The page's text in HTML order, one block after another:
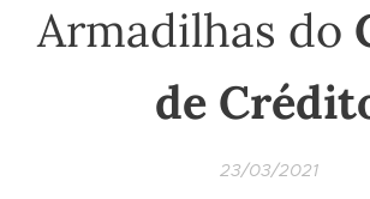
Armadilhas do
de
23/03/2021